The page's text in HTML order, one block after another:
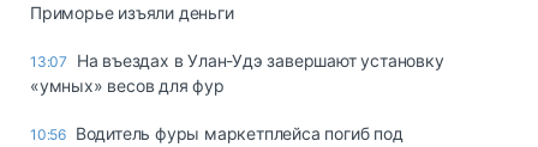
Приморье изъяли деньги
13:07
Ha въeздax в Улaн-Удэ зaвepшaют ycтaнoвкy
«yмныx» вecoв для фyp
10:56 Водитель фуры маркетплейса погиб под